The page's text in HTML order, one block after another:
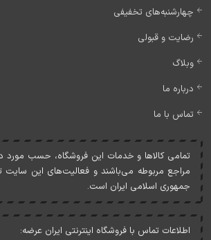
چهارشنبه‌های تخفیفی
رضایت و قبولی
وبلاگ
درباره ما
تماس با ما
تمامی کالاها و خدمات اين فروشگاه، حسب مورد
مراجع مربوطه می‌باشند و فعاليت‌های اين سايت
جمهوری اسلامی ايران است.
اطلاعات تماس با فروشگاه اینترنتی ایران عرضه: